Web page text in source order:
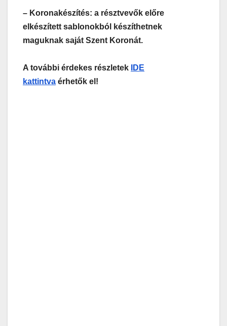
– Koronakészítés: a résztvevők előre
elkészített sablonokból készíthetnek
maguknak saját Szent Koronát.
A további érdekes részletek
IDE
kattintva érhetők el!